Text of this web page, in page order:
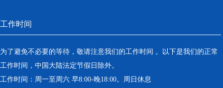
工作时间
为了避免不必要的等待，敬请注意我们的工作时间 。以下是我们的正常
工作时间，中国大陆法定节假日除外。
工作时间：周一至周六 早8:00-晚18:00。周日休息